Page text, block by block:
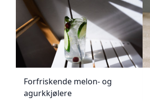
Forfriskende melon- og
agurkkjølere